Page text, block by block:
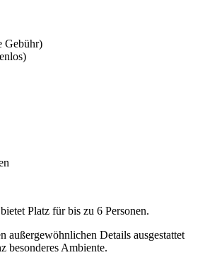
Gebühr)
Platz für bis zu 6 Personen.
außergewöhnlichen Details ausgestattet
besonderes Ambiente.